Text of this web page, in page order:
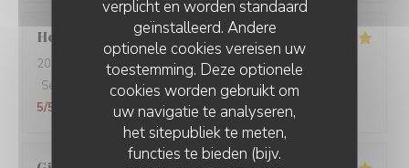
verplicht en worden standaard
geïnstalleerd. Andere
optionele cookies vereisen uw
toestemming. Deze optionele
cookies worden gebruikt om
uw navigatie te analyseren,
het sitepubliek te meten,
functies te bieden (bijv.
Hervé
2026-07-03
- 19:30 - Gasten 2
Service
Atmosfeer: 5/5 Keuken: 5 /5 Kwaliteit / Prijs
5/5